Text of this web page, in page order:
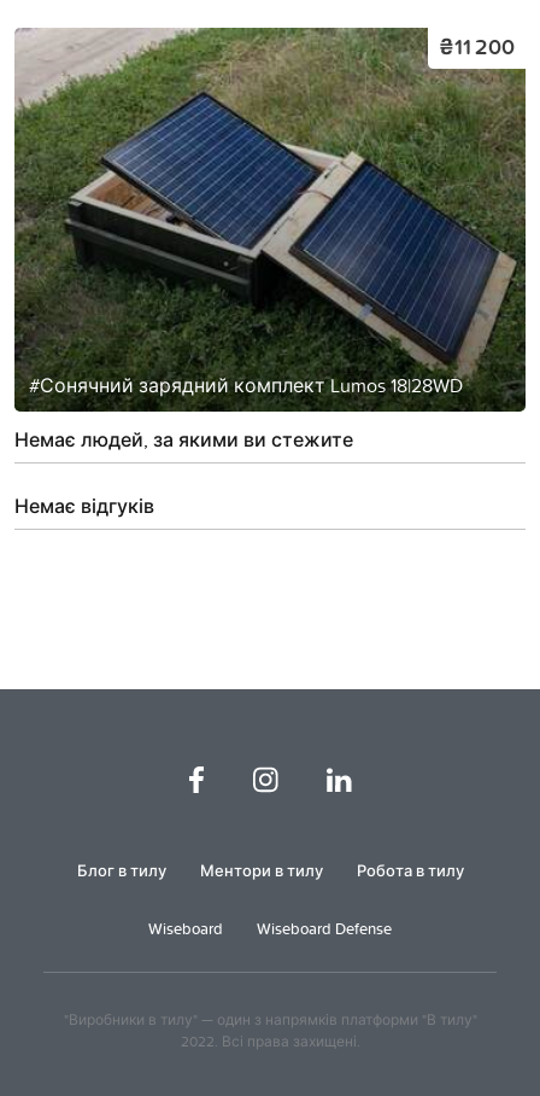
#Сонячний зарядний комплект Lumos 18|28WD
₴11 200
Немає людей, за якими ви стежите
Немає відгуків
Блог в тилу Ментори в тилу Робота в тилу
Wiseboard Wiseboard Defense
"Виробники в тилу" — один з напрямків платформи "В тилу"
2022. Всі права захищені.